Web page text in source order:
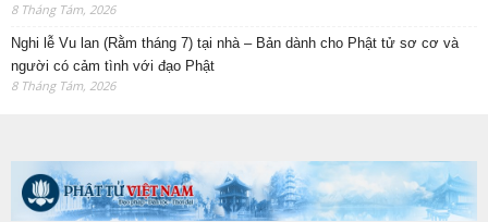
8 Tháng Tám, 2026
Nghi lễ Vu lan (Rằm tháng 7) tại nhà – Bản dành cho Phật tử sơ cơ và
người có cảm tình với đạo Phật
8 Tháng Tám, 2026